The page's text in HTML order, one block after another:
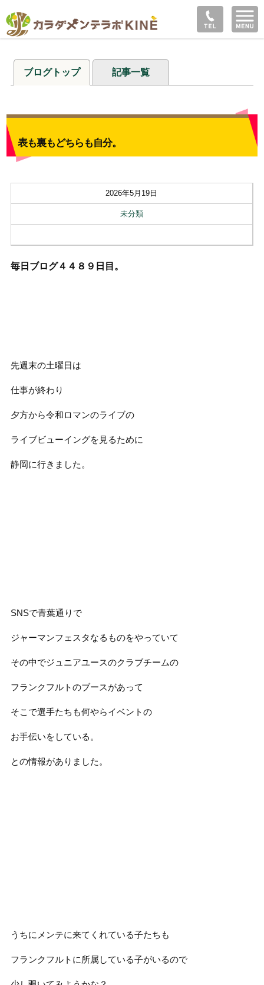
ブログトップ 記事一覧
表も裏もどちらも自分。
2026年5月19日
未分類
毎日ブログ４４８９ 日目。
先週末の土曜日は
仕事が終わり
夕方から令和ロマンのライブの
ライブビューイングを見るために
静岡に行きました。
SNSで青葉通りで
ジャーマンフェスタなるものをやっていて
その中でジュニアユースのクラブチームの
フランクフルトのブースがあって
そこで選手たちも何やらイベントの
お手伝いをしている。
との情報がありました。
うちにメンテに来てくれている子たちも
フランクフルトに所属している子がいるので